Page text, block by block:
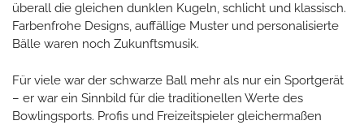
überall die gleichen dunklen Kugeln, schlicht und klassisch.
Farbenfrohe Designs, auffällige Muster und personalisierte
Bälle waren noch Zukunftsmusik.
Für viele war der schwarze Ball mehr als nur ein Sportgerät
– er war ein Sinnbild für die traditionellen Werte des
Bowlingsports. Profis und Freizeitspieler gleichermaßen